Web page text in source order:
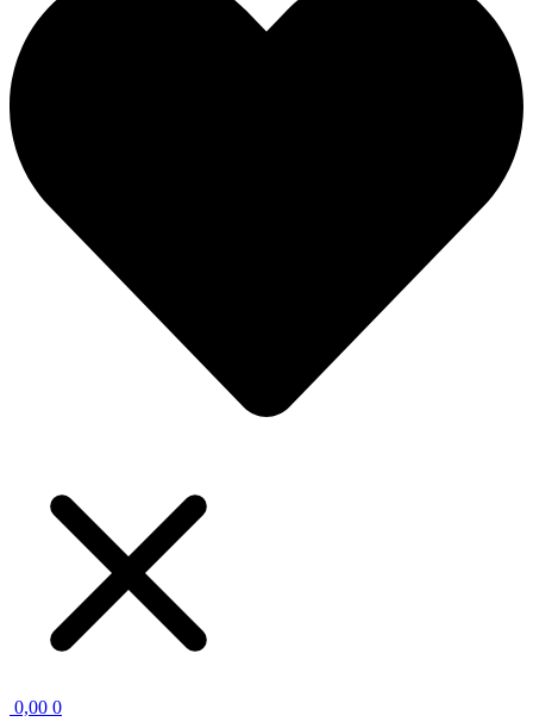
0,00 0